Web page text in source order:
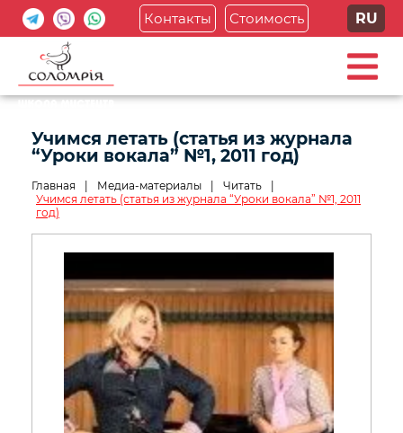
Контакты Стоимость RU
Учимся летать (статья из журнала
“Уроки вокала” №1, 2011 год)
Главная Медиа-материалы Читать
Учимся летать (статья из журнала “Уроки вокала” №1, 2011
год)